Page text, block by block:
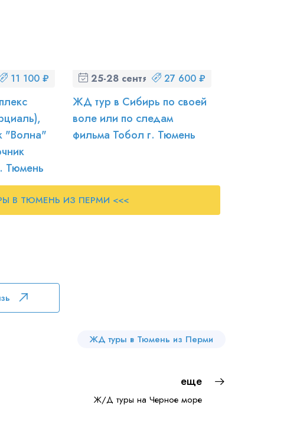
(пт-вс)
11 100 ₽
"Волна"
Тюмень
25-28 сентября (пт-пн)
27 600 ₽
ЖД тур в Сибирь по своей
воле или по следам
фильма Тобол г. Тюмень
В ТЮМЕНЬ ИЗ ПЕРМИ <<<
ЖД туры в Тюмень из Перми
еще
Ж/Д туры на Черное море